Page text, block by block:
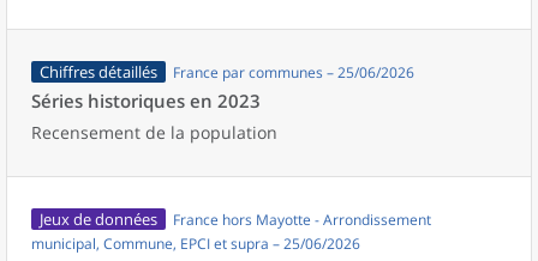
Chiffres détaillés France par communes – 25/06/2026
Séries historiques en 2023
Recensement de la population
Jeux de données
France hors Mayotte - Arrondissement
municipal, Commune, EPCI et supra – 25/06/2026